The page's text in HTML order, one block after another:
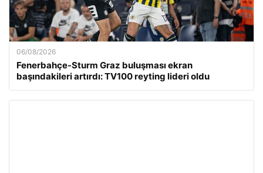
06/08/2026
Fenerbahçe-Sturm Graz buluşması ekran
başındakileri artırdı: TV100 reyting lideri oldu